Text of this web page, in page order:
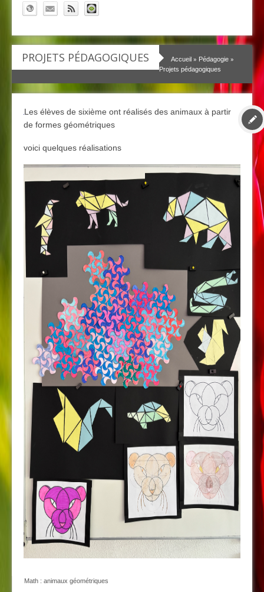
PROJETS PÉDAGOGIQUES Accueil » Pédagogie »
Projets pédagogiques
Les élèves de sixième ont réalisés des animaux à partir
de formes géométriques
voici quelques réalisations
Math : animaux géométriques